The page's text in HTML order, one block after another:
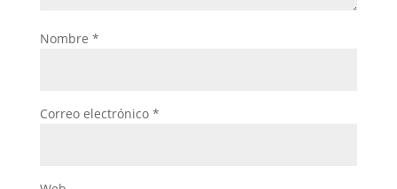
Nombre *
Correo electrónico *